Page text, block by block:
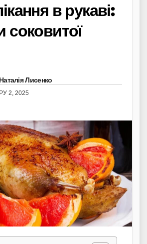
в рукаві:
соковитої
Наталія Лисенко
2, 2025